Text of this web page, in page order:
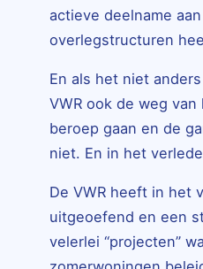
actieve deelname
overlegstructuren
En als het niet
VWR ook de weg van
beroep gaan en de
niet. En in het
De VWR heeft in het
uitgeoefend en een
velerlei “projecten”